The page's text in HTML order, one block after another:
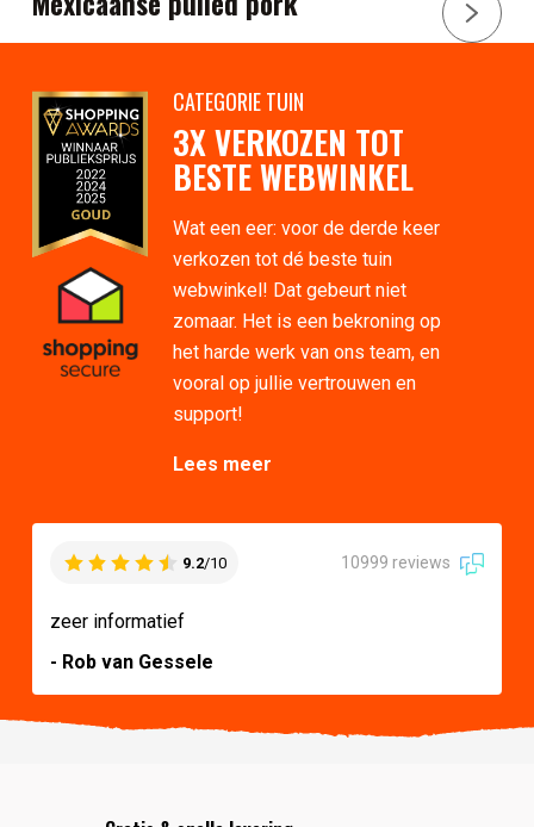
CATEGORIE TUIN
3X VERKOZEN TOT
BESTE WEBWINKEL
Wat een eer: voor de derde keer
verkozen tot dé beste tuin
webwinkel! Dat gebeurt niet
zomaar. Het is een bekroning op
het harde werk van ons team, en
vooral op jullie vertrouwen en
support!
Lees meer
9.2/10 10999 reviews
zeer informatief
- Rob van Gessele